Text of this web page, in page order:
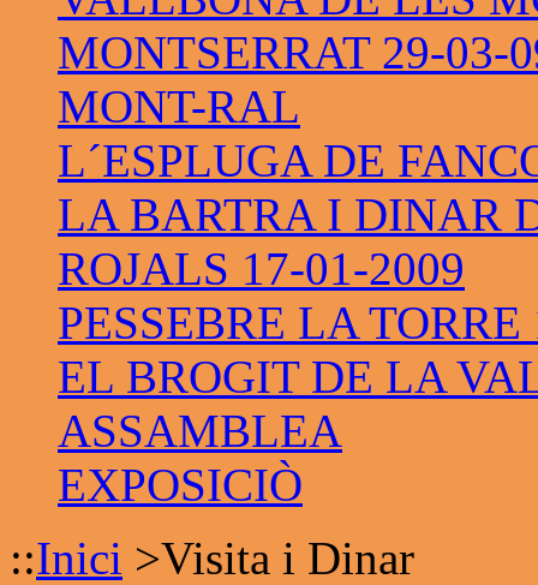
MONTSERRAT 29-03-
MONT-RAL
L´ESPLUGA DE
LA BARTRA I DINAR
ROJALS 17-01-2009
PESSEBRE LA TORRE
EL BROGIT DE LA
ASSAMBLEA
EXPOSICIÒ
::Inici >Visita i Dinar